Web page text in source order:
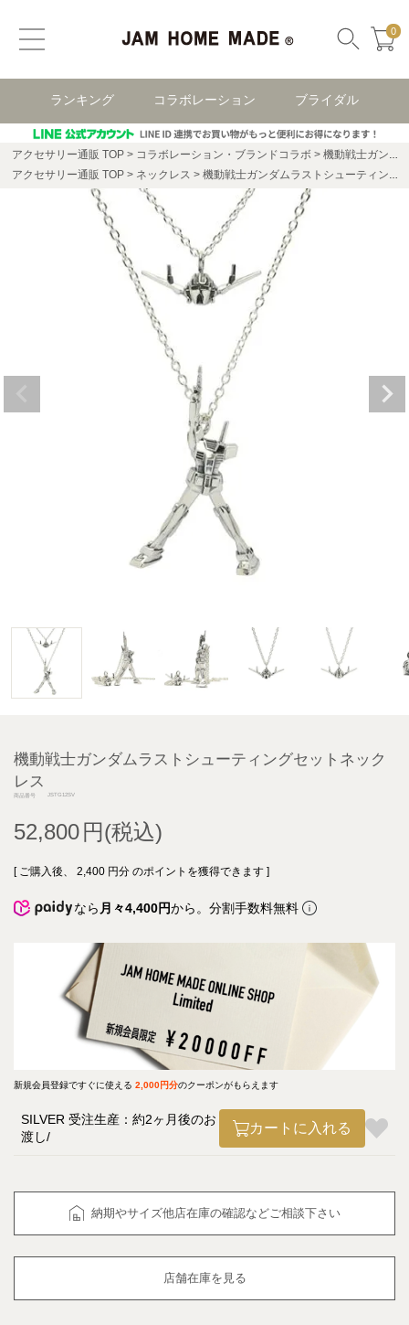
0
ランキング コラボレーション ブライダル
アクセサリー通販 TOP コラボレーション・ブランドコラボ
機動戦士ガンダム コラボレーション
アクセサリー通販 TOP
ネックレス 機動戦士ガンダムラストシューティングセットネックレス
機動戦士ガンダムラストシューティングセットネック
レス
商品番号 JSTG12SV
52,800
[ ご購入後、 2,400 円分 のポイントを獲得できます ]
なら 月々4,400円から。分割手数料無料
新規会員登録ですぐに使える 2,000円分のクーポンがもらえます
SILVER 受注生産：約2ヶ月後のお
渡し
カートに入れる
納期やサイズ他店在庫の確認などご相談下さい
店舗在庫を見る